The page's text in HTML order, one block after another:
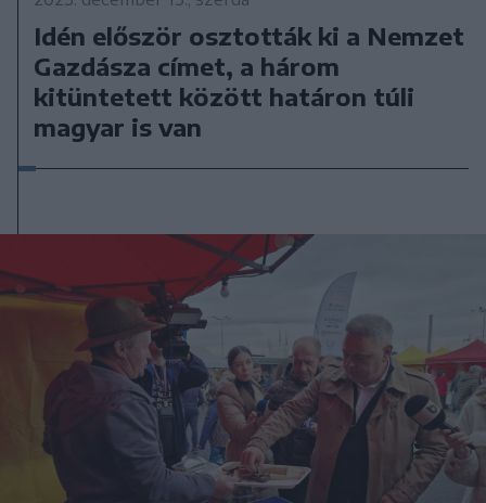
Idén először osztották ki a Nemzet
Gazdásza címet, a három
kitüntetett között határon túli
magyar is van